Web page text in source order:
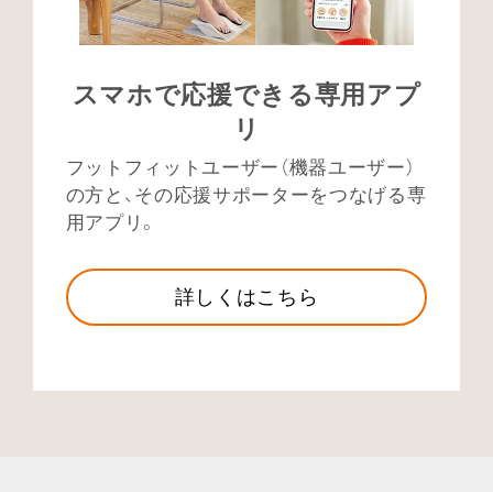
スマホで応援できる専用アプ
リ
フットフィットユーザー（機器ユーザー）
の方と、 その応援サポーターをつなげる専
用アプリ。
詳しくはこちら